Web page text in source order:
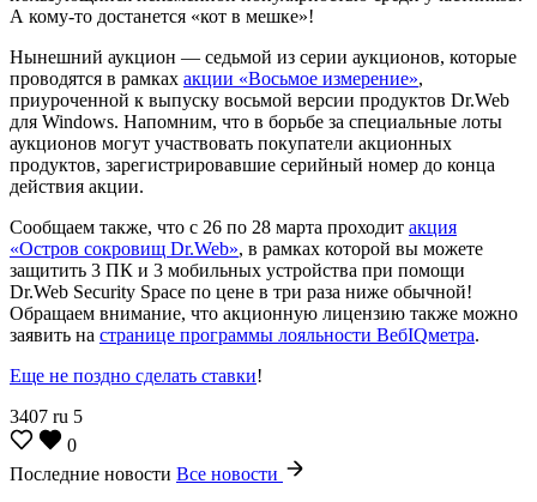
А кому-то достанется «кот в мешке»!
Нынешний аукцион — седьмой из серии аукционов, которые
проводятся в рамках акции «Восьмое измерение»,
приуроченной к выпуску восьмой версии продуктов Dr.Web
для Windows. Напомним, что в борьбе за специальные лоты
аукционов могут участвовать покупатели акционных
продуктов, зарегистрировавшие серийный номер до конца
действия акции.
Сообщаем также, что с 26 по 28 марта проходит акция
«Остров сокровищ Dr.Web», в рамках которой вы можете
защитить 3 ПК и 3 мобильных устройства при помощи
Dr.Web Security Space по цене в три раза ниже обычной!
Обращаем внимание, что акционную лицензию также можно
заявить на странице программы лояльности ВебIQметра.
Еще не поздно сделать ставки!
3407 ru 5
0
Последние новости Все новости